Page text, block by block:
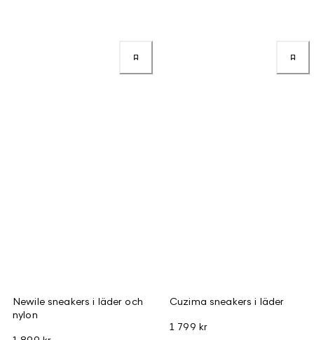
Newile sneakers i läder och
nylon
Cuzima sneakers i läder
1 799 kr